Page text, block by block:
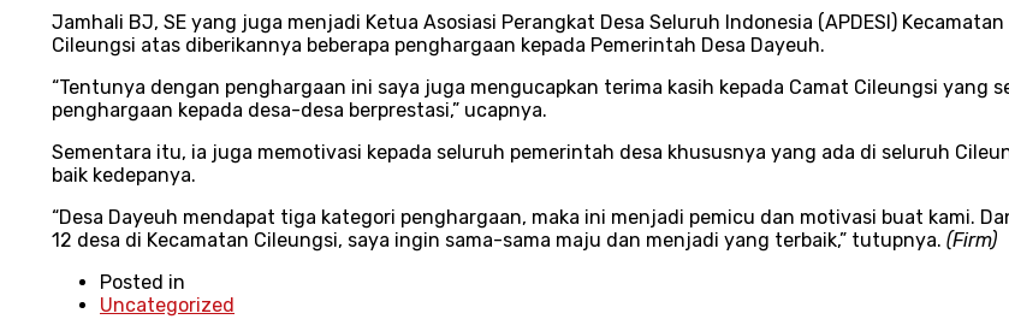
Jamhali BJ, SE yang juga menjadi Ketua Asosiasi Perangkat Desa Seluruh Indonesia (APDESI)
Cileungsi atas diberikannya beberapa penghargaan kepada Pemerintah Desa Dayeuh.
“Tentunya dengan penghargaan ini saya juga mengucapkan terima kasih kepada Camat Cileungsi yang
penghargaan kepada desa-desa berprestasi,” ucapnya.
Sementara itu, ia juga memotivasi kepada seluruh pemerintah desa khususnya yang ada di seluruh
baik kedepanya.
“Desa Dayeuh mendapat tiga kategori penghargaan, maka ini menjadi pemicu dan motivasi buat kami.
12 desa di Kecamatan Cileungsi, saya ingin sama-sama maju dan menjadi yang terbaik,” tutupnya. (Firm)
Posted in
Uncategorized